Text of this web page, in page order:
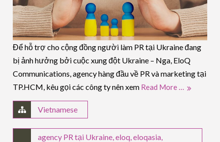
Để hỗ trợ cho cộng đồng người làm PR tại Ukraine đang
bị ảnh hưởng bởi cuộc xung đột Ukraine – Nga, EloQ
Communications, agency hàng đầu về PR và marketing tại
TP.HCM, kêu gọi các công ty nên xem Read More …
Vietnamese
agency PR tại Ukraine ,eloq ,eloqasia